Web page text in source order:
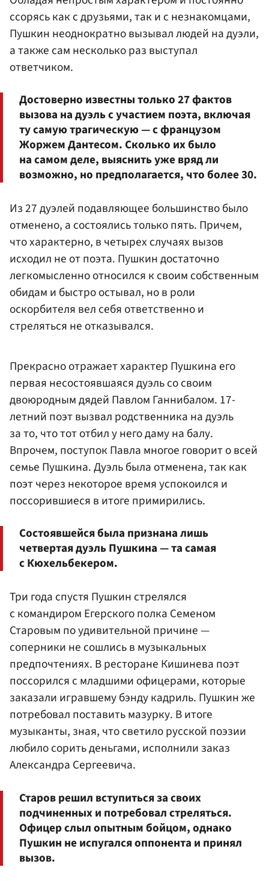
ссорясь как с друзьями, так и с незнакомцами,
Пушкин неоднократно вызывал людей на дуэли,
а также сам несколько раз выступал
ответчиком.
Достоверно известны только 27 фактов
вызова на дуэль с участием поэта, включая
ту самую трагическую — с французом
Жоржем Дантесом. Сколько их было
на самом деле, выяснить уже вряд ли
возможно, но предполагается, что более 30.
Из 27 дуэлей подавляющее большинство было
отменено, а состоялись только пять. Причем,
что характерно, в четырех случаях вызов
исходил не от поэта. Пушкин достаточно
легкомысленно относился к своим собственным
обидам и быстро остывал, но в роли
оскорбителя вел себя ответственно и
стреляться не отказывался.
Прекрасно отражает характер Пушкина его
первая несостоявшаяся дуэль со своим
двоюродным дядей Павлом Ганнибалом. 17-
летний поэт вызвал родственника на дуэль
за то, что тот отбил у него даму на балу.
Впрочем, поступок Павла многое говорит о всей
семье Пушкина. Дуэль была отменена, так как
поэт через некоторое время успокоился и
поссорившиеся в итоге примирились.
Состоявшейся была признана лишь
четвертая дуэль Пушкина — та самая
с Кюхельбекером.
Три года спустя Пушкин стрелялся
с командиром Егерского полка Семеном
Старовым по удивительной причине —
соперники не сошлись в музыкальных
предпочтениях. В ресторане Кишинева поэт
поссорился с младшими офицерами, которые
заказали игравшему бэнду кадриль. Пушкин же
потребовал поставить мазурку. В итоге
музыканты, зная, что светило русской поэзии
любило сорить деньгами, исполнили заказ
Александра Сергеевича.
Старов решил вступиться за своих
подчиненных и потребовал стреляться.
Офицер слыл опытным бойцом, однако
Пушкин не испугался оппонента и принял
вызов.